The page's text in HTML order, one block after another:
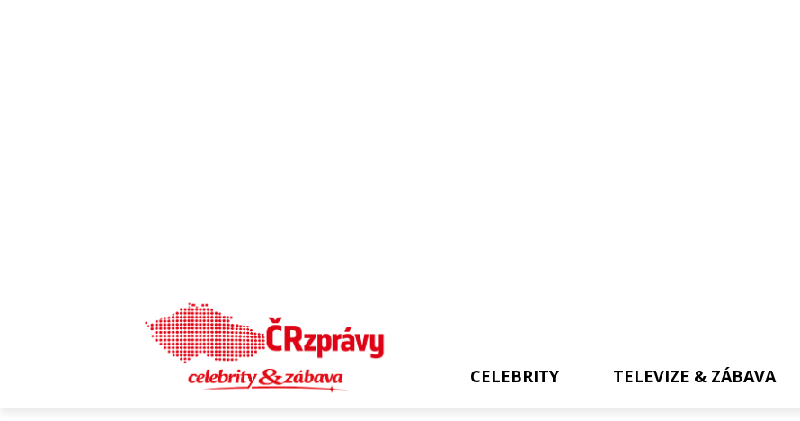
CELEBRITY TELEVIZE & ZÁBAVA